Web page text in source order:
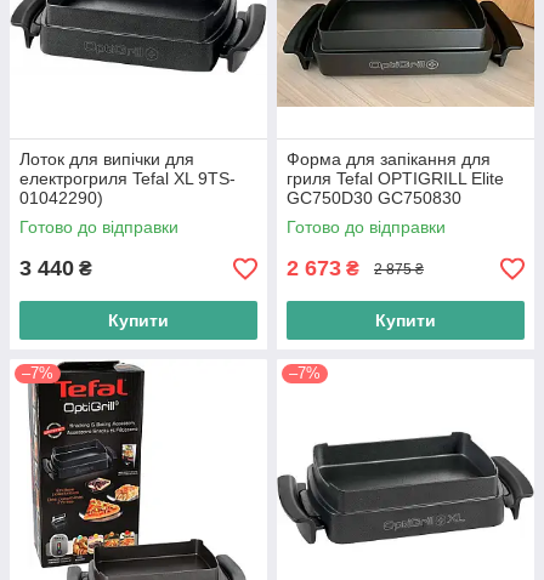
Лоток для випічки для
електрогриля Tefal XL 9TS-
01042290)
Готово до відправки
3 440 ₴
Купити
Форма для запікання для
гриля Tefal OPTIGRILL Elite
GC750D30 GC750830
(XA722870) Оригінал
Готово до відправки
2 673 ₴ 2 875 ₴
Купити
–7% –7%